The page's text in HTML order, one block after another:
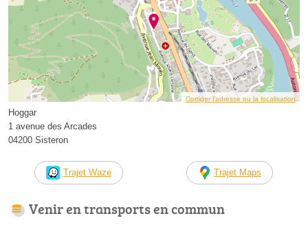
Corriger l’adresse ou la localisation
Hoggar
1 avenue des Arcades
04200 Sisteron
Trajet Waze Trajet Maps
Venir en transports en commun